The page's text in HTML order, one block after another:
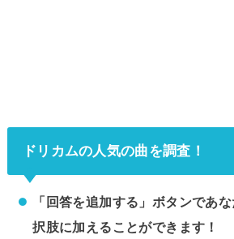
ドリカムの人気の曲を調査！
「回答を追加する」ボタンであ
択肢に加えることができます！